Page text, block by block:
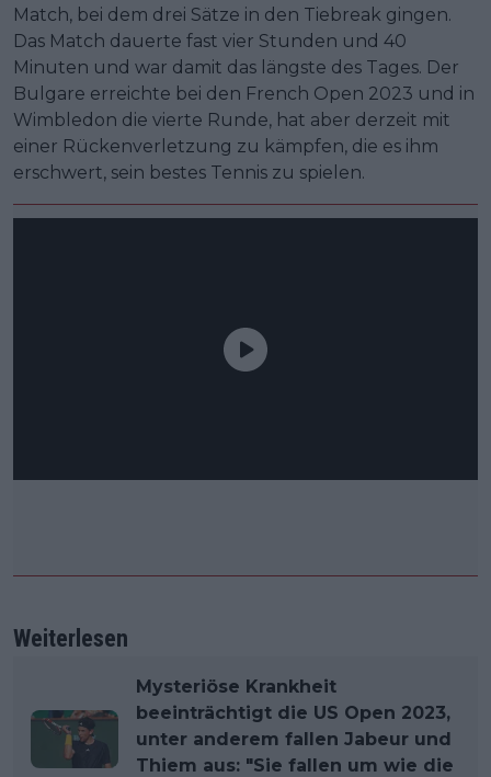
Match, bei dem drei Sätze in den Tiebreak gingen.
Das Match dauerte fast vier Stunden und 40
Minuten und war damit das längste des Tages. Der
Bulgare erreichte bei den French Open 2023 und in
Wimbledon die vierte Runde, hat aber derzeit mit
einer Rückenverletzung zu kämpfen, die es ihm
erschwert, sein bestes Tennis zu spielen.
Weiterlesen
Mysteriöse Krankheit
beeinträchtigt die US Open 2023,
unter anderem fallen Jabeur und
Thiem aus: "Sie fallen um wie die